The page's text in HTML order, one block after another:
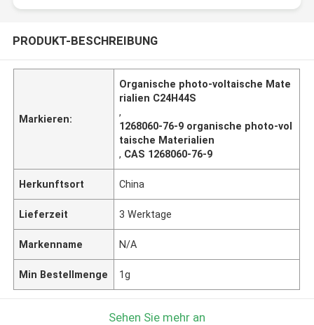
PRODUKT-BESCHREIBUNG
Markieren:
Organische photo-voltaische Mate
rialien C24H44S
,
1268060-76-9 organische photo-vol
taische Materialien
, CAS 1268060-76-9
Herkunftsort China
Lieferzeit 3 Werktage
Markenname N/A
Min Bestellmenge 1g
Sehen Sie mehr an